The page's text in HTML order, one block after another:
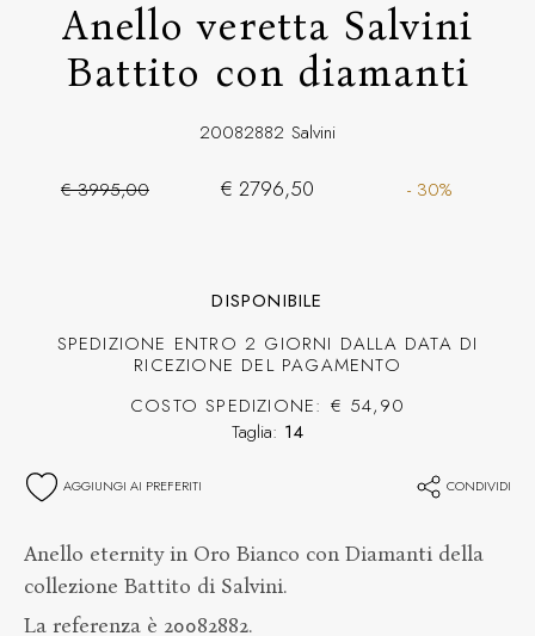
Anello veretta Salvini
Battito con diamanti
20082882 Salvini
€ 3995,00 € 2796,50 - 30%
DISPONIBILE
SPEDIZIONE ENTRO 2 GIORNI DALLA DATA DI
RICEZIONE DEL PAGAMENTO
COSTO SPEDIZIONE: € 54,90
Taglia: 14
AGGIUNGI AI PREFERITI CONDIVIDI
Anello eternity in Oro Bianco con Diamanti della
collezione Battito di Salvini.
La referenza è 20082882.